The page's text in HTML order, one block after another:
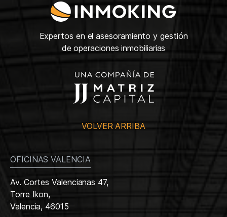
Expertos en el asesoramiento y gestión
de operaciones inmobiliarias
VOLVER ARRIBA
OFICINAS VALENCIA
Av. Cortes Valencianas 47,
Torre Ikon,
Valencia, 46015